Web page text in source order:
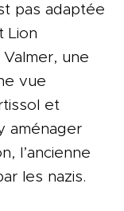
pas adaptée
Lion
Valmer, une
vue
et
aménager
l’ancienne
les nazis.